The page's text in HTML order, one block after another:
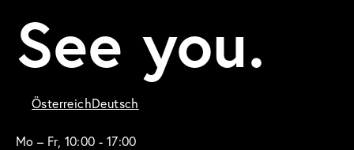
See you.
ÖsterreichDeutsch
Mo – Fr, 10:00 - 17:00